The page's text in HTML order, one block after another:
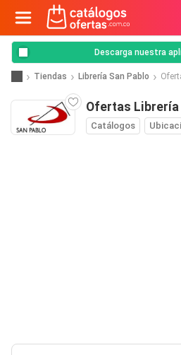
Descarga nuestra
Tiendas Librería San Pablo
Ofertas Librería
Catálogos